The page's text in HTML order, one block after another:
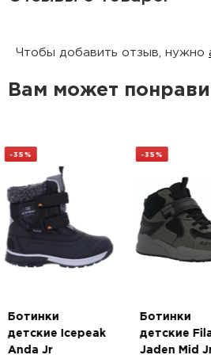
Быстрая шнуровка
Дышащая съёмная стелька
Состав:
Верх: текстиль,
Утеплитель: текстиль
Подошва: резина
Мембрана A.W.S.
Чтобы добавить отзыв, нужно
Вам может
-35%
Ботинки
детские Icepeak
Anda Jr
-35%
Ботинки
детские
Jaden Mid